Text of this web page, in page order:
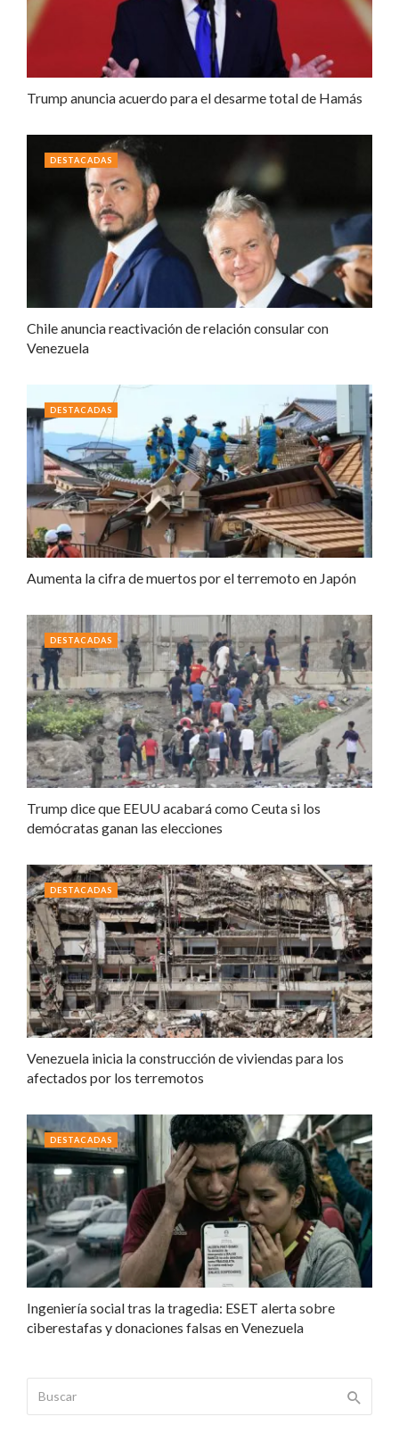
Trump anuncia acuerdo para el desarme total de Hamás
Chile anuncia reactivación de relación consular con
Venezuela
DESTACADAS
Aumenta la cifra de muertos por el terremoto en Japón
DESTACADAS
Trump dice que EEUU acabará como Ceuta si los
demócratas ganan las elecciones
DESTACADAS
Venezuela inicia la construcción de viviendas para los
afectados por los terremotos
DESTACADAS
Ingeniería social tras la tragedia: ESET alerta sobre
ciberestafas y donaciones falsas en Venezuela
DESTACADAS